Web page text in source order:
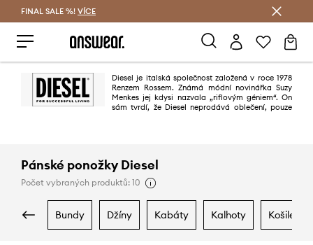
FINAL SALE %! VÍCE
Diesel je italská společnost založená v roce 1978
Renzem Rossem. Známá módní novinářka Suzy
Menkes jej kdysi nazvala „riflovým géniem“. On
sám tvrdí, že Diesel neprodává oblečení, pouze
Pánské ponožky Diesel
Počet vybraných produktů: 10
bundy džíny kabáty kalhoty košile